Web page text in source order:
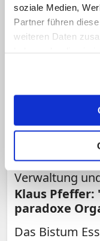
soziale Medien,
Partner führen
weiteren Daten
Essens
Verwaltung
Klaus Pfeffer:
paradoxe
Das Bistum